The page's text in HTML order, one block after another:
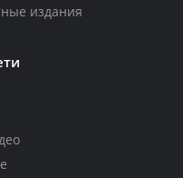
издания